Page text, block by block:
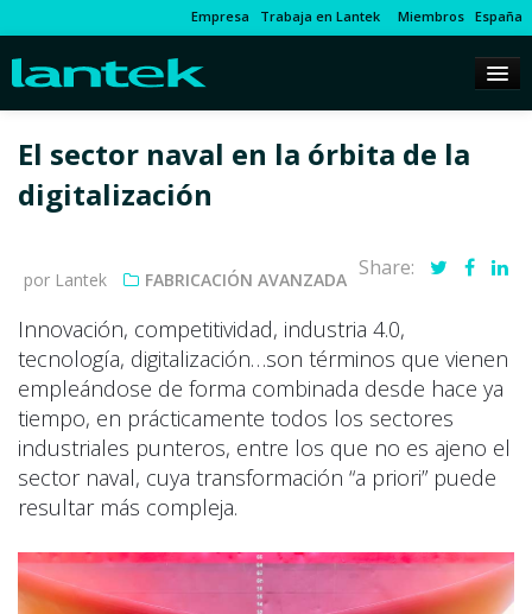
Empresa Trabaja en Lantek Miembros España
El sector naval en la órbita de la
digitalización
por Lantek FABRICACIÓN AVANZADA Share:
Innovación, competitividad, industria 4.0,
tecnología, digitalización…son términos que vienen
empleándose de forma combinada desde hace ya
tiempo, en prácticamente todos los sectores
industriales punteros, entre los que no es ajeno el
sector naval, cuya transformación “a priori” puede
resultar más compleja.